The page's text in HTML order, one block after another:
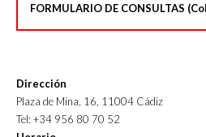
FORMULARIO DE CONSULTAS
Dirección
Plaza de Mina, 16, 11004 Cádiz
Tel: +34 956 80 70 52